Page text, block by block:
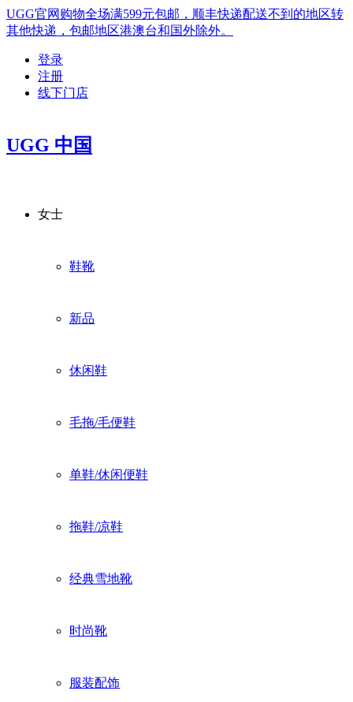
UGG官网购物全场满599元包邮，顺丰快递配送不到的地区转
其他快递，包邮地区港澳台和国外除外。
登录
注册
线下门店
UGG 中国
女士
鞋靴
新品
休闲鞋
毛拖/毛便鞋
单鞋/休闲便鞋
拖鞋/凉鞋
经典雪地靴
时尚靴
服装配饰